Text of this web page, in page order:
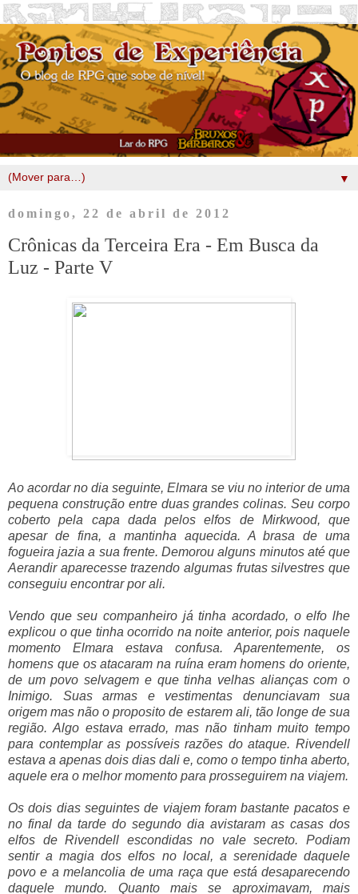
▼
domingo, 22 de abril de 2012
Crônicas da Terceira Era - Em Busca da
Luz - Parte V
Ao acordar no dia seguinte, Elmara se viu no interior de uma
pequena construção entre duas grandes colinas. Seu corpo
coberto pela capa dada pelos elfos de Mirkwood, que
apesar de fina, a mantinha aquecida. A brasa de uma
fogueira jazia a sua frente. Demorou alguns minutos até que
Aerandir aparecesse trazendo algumas frutas silvestres que
conseguiu encontrar por ali.
Vendo que seu companheiro já tinha acordado, o elfo lhe
explicou o que tinha ocorrido na noite anterior, pois naquele
momento Elmara estava confusa. Aparentemente, os
homens que os atacaram na ruína eram homens do oriente,
de um povo selvagem e que tinha velhas alianças com o
Inimigo. Suas armas e vestimentas denunciavam sua
origem mas não o proposito de estarem ali, tão longe de sua
região. Algo estava errado, mas não tinham muito tempo
para contemplar as possíveis razões do ataque. Rivendell
estava a apenas dois dias dali e, como o tempo tinha aberto,
aquele era o melhor momento para prosseguirem na viajem.
Os dois dias seguintes de viajem foram bastante pacatos e
no final da tarde do segundo dia avistaram as casas dos
elfos de Rivendell escondidas no vale secreto. Podiam
sentir a magia dos elfos no local, a serenidade daquele
povo e a melancolia de uma raça que está desaparecendo
daquele mundo. Quanto mais se aproximavam, mais